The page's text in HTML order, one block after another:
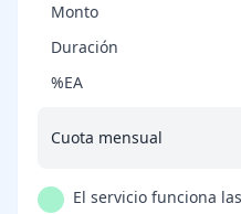
Monto
Duración
%EA
Cuota mensual
El servicio funciona